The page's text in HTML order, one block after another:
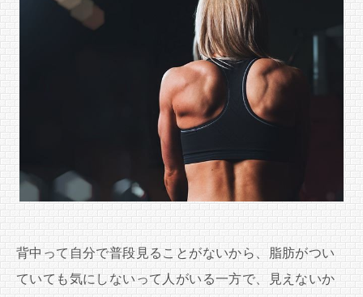
背中って自分で普段見ることがないから、脂肪がつい
ていても気にしないって人がいる一方で、見えないか